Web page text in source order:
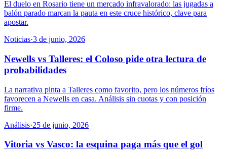
El duelo en Rosario tiene un mercado infravalorado: las jugadas a
balón parado marcan la pauta en este cruce histórico, clave para
apostar.
Noticias·3 de junio, 2026
Newells vs Talleres: el Coloso pide otra lectura de
probabilidades
La narrativa pinta a Talleres como favorito, pero los números fríos
favorecen a Newells en casa. Análisis sin cuotas y con posición
firme.
Análisis·25 de junio, 2026
Vitoria vs Vasco: la esquina paga más que el gol